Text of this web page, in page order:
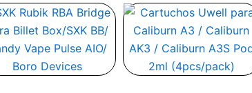
Este
producto
tiene
múltiples